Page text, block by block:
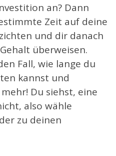
an? Dann
Zeit auf deine
und dir danach
überweisen.
Fall, wie lange du
kannst und
Du siehst, eine
also wähle
zu deinen